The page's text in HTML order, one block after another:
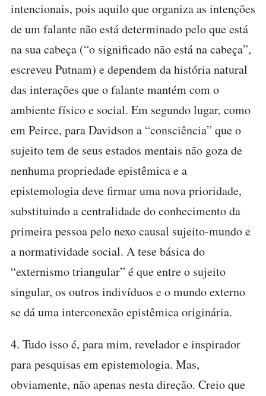
intencionais, pois aquilo que organiza as intenções
de um falante não está determinado pelo que está
na sua cabeça (“o significado não está na cabeça”,
escreveu Putnam) e dependem da história natural
das interações que o falante mantém com o
ambiente físico e social. Em segundo lugar, como
em Peirce, para Davidson a “consciência” que o
sujeito tem de seus estados mentais não goza de
nenhuma propriedade epistêmica e a
epistemologia deve firmar uma nova prioridade,
substituindo a centralidade do conhecimento da
primeira pessoa pelo nexo causal sujeito-mundo e
a normatividade social. A tese básica do
“externismo triangular” é que entre o sujeito
singular, os outros indivíduos e o mundo externo
se dá uma interconexão epistêmica originária.
4. Tudo isso é, para mim, revelador e inspirador
para pesquisas em epistemologia. Mas,
obviamente, não apenas nesta direção. Creio que